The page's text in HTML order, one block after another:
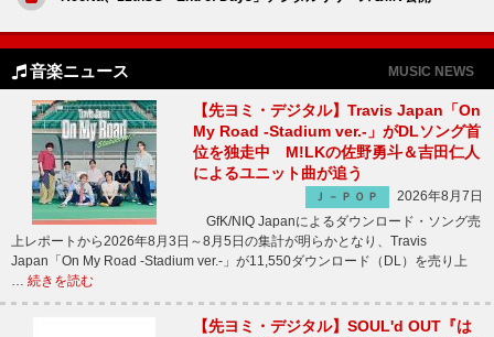
音楽ニュース MUSIC NEWS
【先ヨミ・デジタル】Travis Japan「On
My Road -Stadium ver.-」がDLソング首
位を独走中 M!LKの佐野勇斗＆吉田仁人
によるユニット曲が追う
Ｊ－ＰＯＰ
2026年8月7日
GfK/NIQ Japanによるダウンロード・ソング売
上レポートから2026年8月3日～8月5日の集計が明らかとなり、Travis
Japan「On My Road -Stadium ver.-」が11,550ダウンロード（DL）を売り上
… 続きを読む
【先ヨミ・デジタル】SOUL'd OUT『は